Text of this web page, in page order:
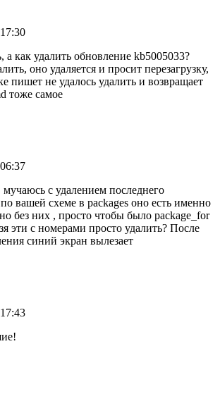
а как удалить обновление kb5005033?
оно удаляется и просит перезагрузку,
пишет не удалось удалить и возвращает
тоже самое
мучаюсь с удалением последнего
вашей схеме в packages оно есть именно
без них , просто чтобы было package_for
эти с номерами просто удалить? После
синий экран вылезает